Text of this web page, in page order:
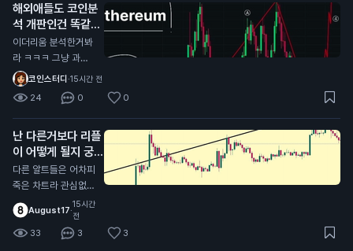
해외애들도 코인분
석 개판인건 똑같음
N
이더리움 분석한거봐
라 ㅋㅋㅋ 그냥 과거
산모양 비슷하다고 저
기서 지지해주고 올라
갈거라고 단순하게 생
각하네 이걸 또 좋아
요를 누른애들이 많다
는게 함정
코인스터디 ·15시간 전
24 0 0
난 다른거보다 리플
이 어떻게 될지 궁금
함
N
다른 알트들은 어차피
죽은 차트라 관심없
고,, 리플의 최후는 어
떻게 될지 궁금함 .. 체
인링크나 아발란체처
August17·
15시간
전
33 3 3